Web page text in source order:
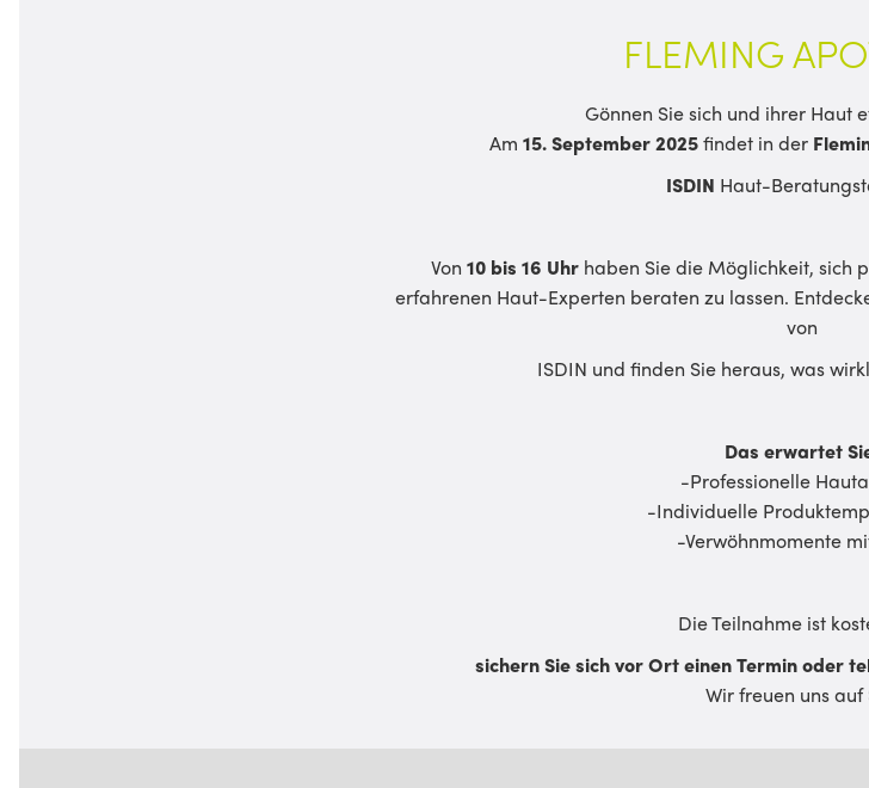
FLEMING
Gönnen Sie sich und ihrer Haut
Am 15. September 2025findet in der
ISDIN Haut-
Von 10 bis 16 Uhr haben Sie die Möglichkeit, sich
erfahrenen Haut-Experten beraten zu lassen.
von
ISDIN und finden Sie heraus, was
Das erwartet
-Professionelle
-Individuelle
-Verwöhnmomente
Die Teilnahme ist
sichern Sie sich vor Ort einen Termin oder
Wir freuen uns auf